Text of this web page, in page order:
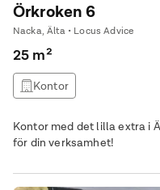
Örkroken 6
Nacka, Älta • Locus Advice
25 m²
Kontor
Kontor med det lilla extra i
för din verksamhet!